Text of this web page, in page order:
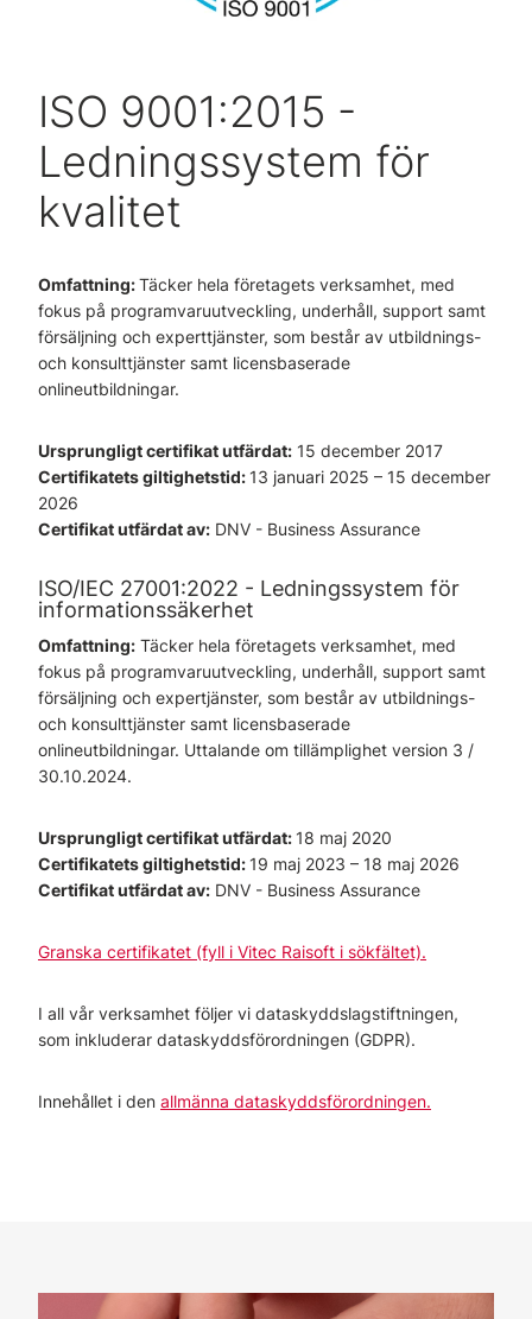
ISO 9001:2015 -
Ledningssystem för
kvalitet
Omfattning:Täcker hela företagets verksamhet, med
fokus på programvaruutveckling, underhåll, support samt
försäljning och experttjänster, som består av utbildnings-
och konsulttjänster samt licensbaserade
onlineutbildningar.
Ursprungligt certifikat utfärdat: 15 december 2017
Certifikatets giltighetstid: 13 januari 2025 – 15 december
2026
Certifikat utfärdat av: DNV - Business Assurance
ISO/IEC 27001:2022 - Ledningssystem för
informationssäkerhet
Omfattning: Täcker hela företagets verksamhet, med
fokus på programvaruutveckling, underhåll, support samt
försäljning och expertjänster, som består av utbildnings-
och konsulttjänster samt licensbaserade
onlineutbildningar. Uttalande om tillämplighet version 3 /
30.10.2024.
Ursprungligt certifikat utfärdat: 18 maj 2020
Certifikatets giltighetstid: 19 maj 2023 – 18 maj 2026
Certifikat utfärdat av: DNV - Business Assurance
Granska certifikatet (fyll i Vitec Rai­soft i sökfältet).
I all vår verksamhet följer vi dataskyddslagstiftningen,
som inkluderar dataskyddsförordningen (GDPR).
Innehållet i den allmänna dataskyddsförordningen.